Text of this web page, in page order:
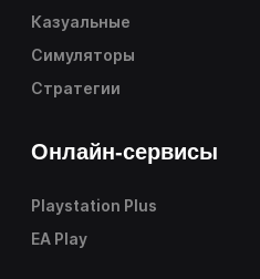
Казуальные
Симуляторы
Стратегии
Онлайн-сервисы
Playstation Plus
EA Play